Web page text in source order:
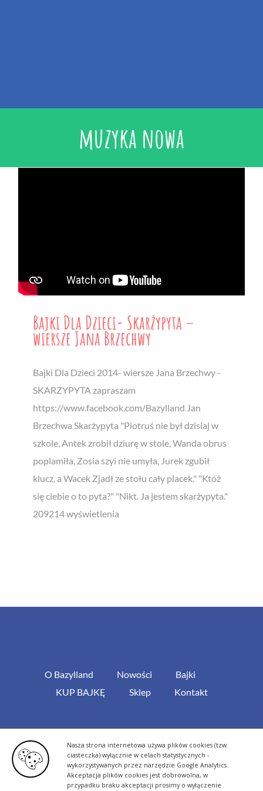
Nasza strona internetowa używa plików cookies (tzw.
ciasteczka) wyłącznie w celach statystycznych -
wykorzystywanych przez narzędzie Google Analytics.
Akceptacja plików cookies jest dobrowolna, w
przypadku braku akceptacji prosimy o wyłączenie
muzyka nowa
Bajki Dla Dzieci- Skarżypyta –
wiersze Jana Brzechwy
Bajki Dla Dzieci 2014- wiersze Jana Brzechwy -
SKARZYPYTA zapraszam
https://www.facebook.com/Bazylland Jan
Brzechwa Skarżypyta "Piotruś nie był dzisiaj w
szkole, Antek zrobił dziurę w stole, Wanda obrus
poplamiła, Zosia szyi nie umyła, Jurek zgubił
klucz, a Wacek Zjadł ze stołu cały placek." "Któż
się ciebie o to pyta?" "Nikt. Ja jestem skarżypyta."
209214 wyświetlenia
O Bazylland Nowości
Bajki
KUP BAJKĘ
Sklep Kontakt